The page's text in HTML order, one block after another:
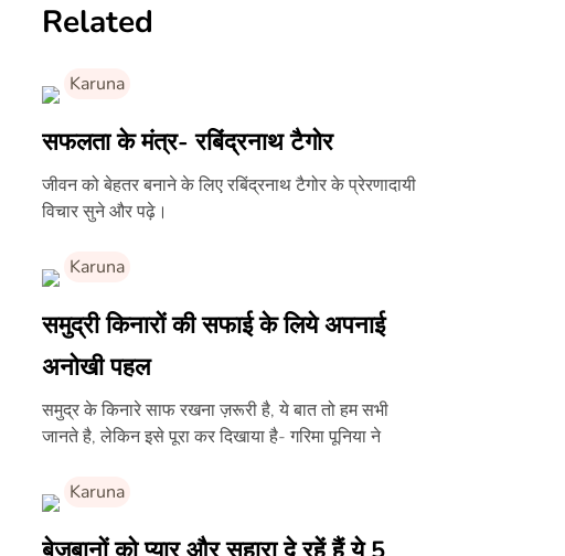
Related
Karuna
सफलता के मंत्र- रबिंद्रनाथ टैगोर
जीवन को बेहतर बनाने के लिए रबिंद्रनाथ टैगोर के प्रेरणादायी
विचार सुने और पढ़े।
Karuna
समुद्री किनारों की सफाई के लिये अपनाई
अनोखी पहल
समुद्र के किनारे साफ रखना ज़रूरी है, ये बात तो हम सभी
जानते है, लेकिन इसे पूरा कर दिखाया है- गरिमा पूनिया ने
Karuna